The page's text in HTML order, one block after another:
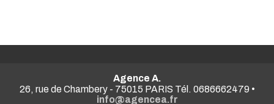
Agence A.
26, rue de Chambery - 75015 PARIS Tél. 0686662479 •
info@agencea.fr